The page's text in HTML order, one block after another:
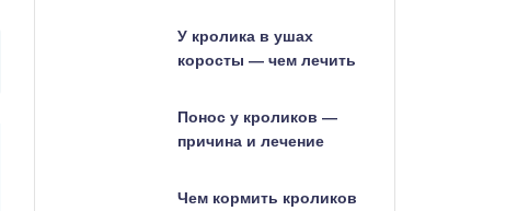
У кролика в ушах
коросты — чем лечить
Понос у кроликов —
причина и лечение
Чем кормить кроликов